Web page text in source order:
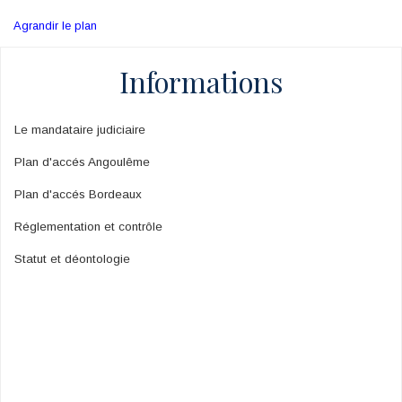
Agrandir le plan
Informations
Le mandataire judiciaire
Plan d'accés Angoulême
Plan d'accés Bordeaux
Réglementation et contrôle
Statut et déontologie